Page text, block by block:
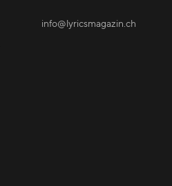
info@lyricsmagazin.ch